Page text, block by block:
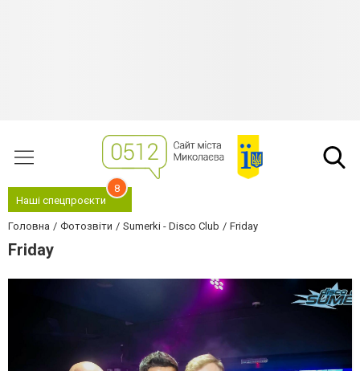
Наші спецпроєкти
8
Головна Фотозвіти Sumerki - Disco Club Friday
Friday